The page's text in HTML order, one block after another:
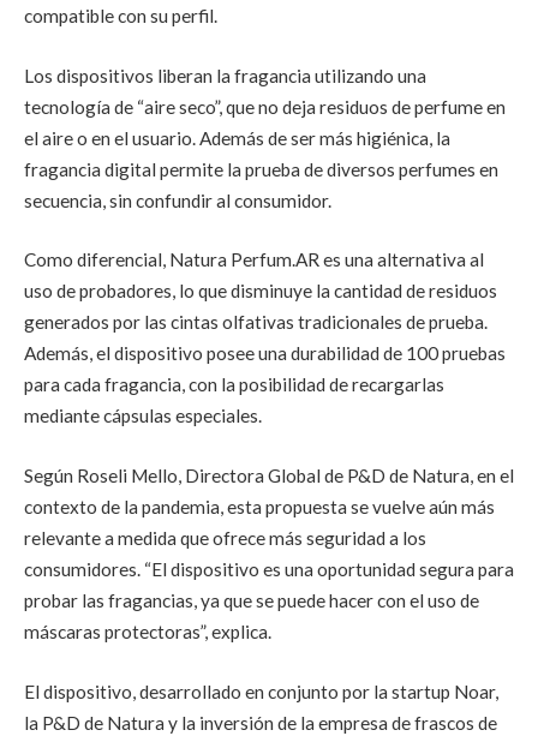
compatible con su perfil.
Los dispositivos liberan la fragancia utilizando una
tecnología de “aire seco”, que no deja residuos de perfume en
el aire o en el usuario. Además de ser más higiénica, la
fragancia digital permite la prueba de diversos perfumes en
secuencia, sin confundir al consumidor.
Como diferencial, Natura Perfum.AR es una alternativa al
uso de probadores, lo que disminuye la cantidad de residuos
generados por las cintas olfativas tradicionales de prueba.
Además, el dispositivo posee una durabilidad de 100 pruebas
para cada fragancia, con la posibilidad de recargarlas
mediante cápsulas especiales.
Según Roseli Mello, Directora Global de P&D de Natura, en el
contexto de la pandemia, esta propuesta se vuelve aún más
relevante a medida que ofrece más seguridad a los
consumidores. “El dispositivo es una oportunidad segura para
probar las fragancias, ya que se puede hacer con el uso de
máscaras protectoras”, explica.
El dispositivo, desarrollado en conjunto por la startup Noar,
la P&D de Natura y la inversión de la empresa de frascos de